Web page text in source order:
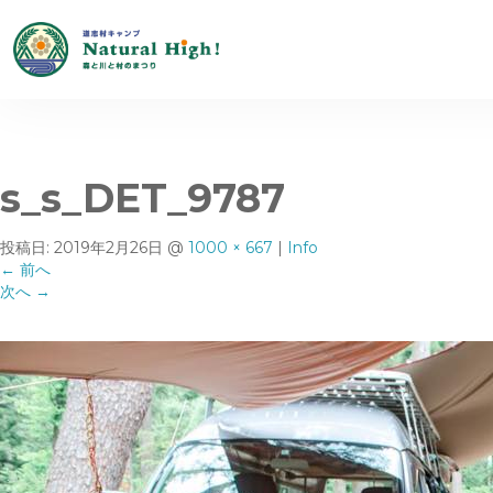
s_s_DET_9787
投稿日: 2019年2月26日 @ 1000 × 667 | Info
← 前へ
次へ →